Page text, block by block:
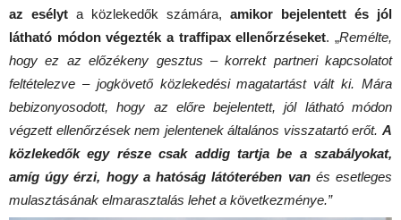
az esélyt a közlekedők számára, amikor bejelentett és jól
látható módon végezték a traffipax ellenőrzéseket. „Remélte,
hogy ez az előzékeny gesztus – korrekt partneri kapcsolatot
feltételezve – jogkövető közlekedési magatartást vált ki. Mára
bebizonyosodott, hogy az előre bejelentett, jól látható módon
végzett ellenőrzések nem jelentenek általános visszatartó erőt. A
közlekedők egy része csak addig tartja be a szabályokat,
amíg úgy érzi, hogy a hatóság látóterében vanés esetleges
mulasztásának elmarasztalás leheta következménye.”